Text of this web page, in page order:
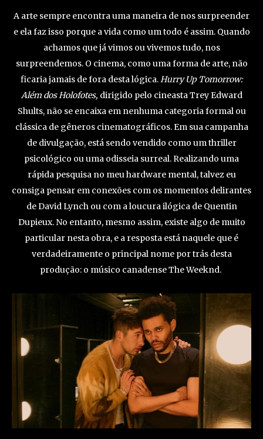
A arte sempre encontra uma maneira de nos surpreender
e ela faz isso porque a vida como um todo é assim. Quando
achamos que já vimos ou vivemos tudo, nos
surpreendemos. O cinema, como uma forma de arte, não
ficaria jamais de fora desta lógica.Hurry Up Tomorrow:
Além dos Holofotes, dirigido pelo cineasta Trey Edward
Shults, não se encaixa em nenhuma categoria formal ou
clássica de gêneros cinematográficos. Em sua campanha
de divulgação, está sendo vendido como um thriller
psicológico ou uma odisseia surreal. Realizando uma
rápida pesquisa no meu hardware mental, talvez eu
consiga pensar em conexões com os momentos delirantes
de David Lynch ou com a loucura ilógica de Quentin
Dupieux. No entanto, mesmo assim, existe algo de muito
particular nesta obra, e a resposta está naquele que é
verdadeiramente o principal nome por trás desta
produção: o músico canadense The Weeknd.